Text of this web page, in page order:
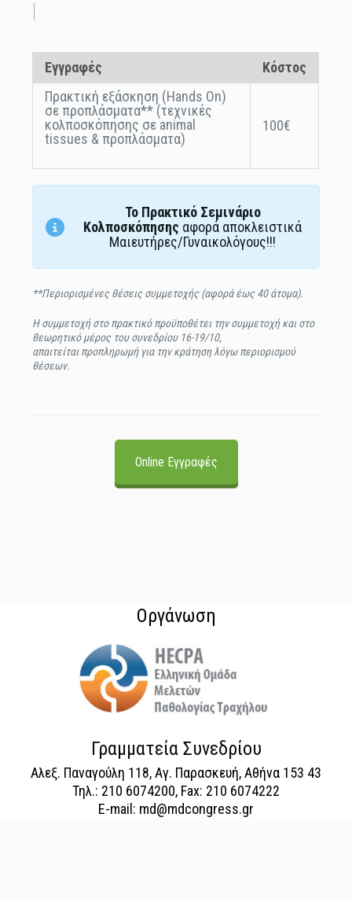
Εγγραφές
Κόστος
Πρακτική εξάσκηση (Hands On)
σε προπλάσματα** (τεχνικές
κολποσκόπησης σε animal
tissues & προπλάσματα)
100€
Το Πρακτικό Σεμινάριο
Κολποσκόπησης αφορά αποκλειστικά
Μαιευτήρες/Γυναικολόγους!!!
**Περιορισμένες θέσεις συμμετοχής (αφορά έως 40 άτομα).
Η συμμετοχή στο πρακτικό προϋποθέτει την συμμετοχή και στο
θεωρητικό μέρος του συνεδρίου 16-19/10,
απαιτείται προπληρωμή για την κράτηση λόγω περιορισμού
θέσεων.
Online Εγγραφές
Οργάνωση
Γραμματεία Συνεδρίου
Αλεξ. Παναγούλη 118, Αγ. Παρασκευή, Αθήνα 153 43
Τηλ.: 210 6074200, Fax: 210 6074222
E-mail: md@mdcongress.gr